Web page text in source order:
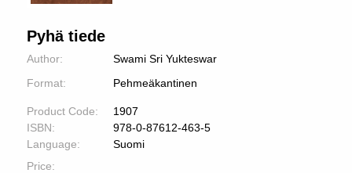
Pyhä tiede
Author:
Swami Sri Yukteswar
Format:
Pehmeäkantinen
Product Code:
1907
ISBN:
978-0-87612-463-5
Language:
Suomi
Price: